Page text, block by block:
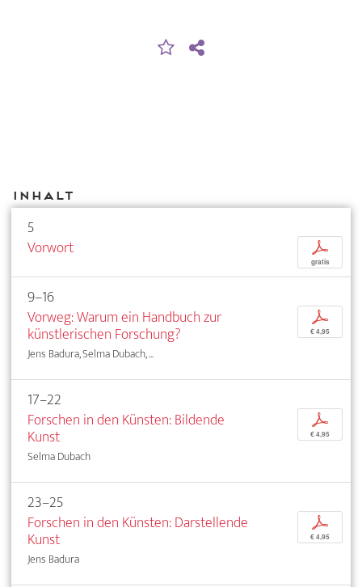
Inhalt
5
Vorwort
p
gratis
9–16
Vorweg: Warum ein Handbuch zur
künstlerischen Forschung?
Jens Badura, Selma Dubach, ...
p
€ 4,95
17–22
Forschen in den Künsten: Bildende
Kunst
Selma Dubach
p
€ 4,95
23–25
Forschen in den Künsten: Darstellende
Kunst
Jens Badura
p
€ 4,95